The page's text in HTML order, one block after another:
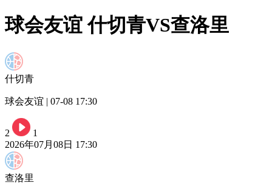
球会友谊 什切青VS查洛里
什切青
球会友谊 | 07-08 17:30
2
1
2026年07月08日 17:30
查洛里